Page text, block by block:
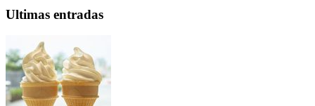
Ultimas entradas